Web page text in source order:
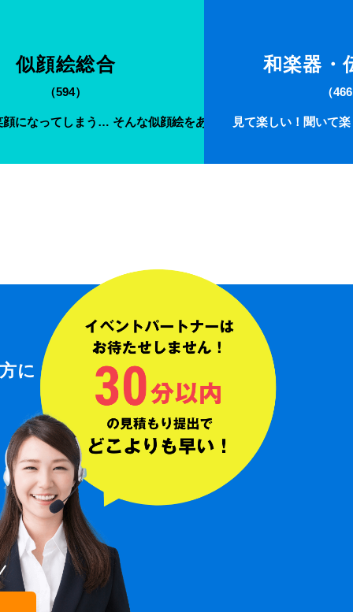
す！
似顔絵総合
（594）
顔になってしまう… そんな似顔絵をあなたの元にお届けします。
和楽器・
（
見て楽しい！聞いて
に